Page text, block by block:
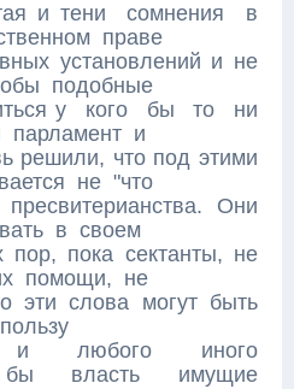
и тени сомнения в
праве
установлений и не
подобные
у кого бы то ни
парламент и
решили, что под этими
не "что
Они
в своем
пор, пока сектанты, не
помощи, не
эти слова могут быть
и любого иного
бы власть имущие